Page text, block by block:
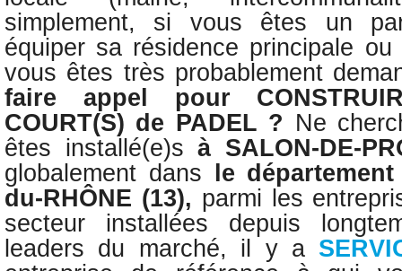
simplement, si vous êtes un
équiper sa résidence principale ou
vous êtes très probablement
faire appel pour
COURT(S) de PADEL ? Ne
êtes installé(e)sà SALON-DE-
globalement dans le
du-RHÔNE (13), parmi les
secteur installées depuis
leaders du marché, il y a